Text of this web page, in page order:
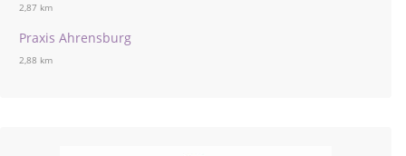
2,87 km
Praxis Ahrensburg
2,88 km